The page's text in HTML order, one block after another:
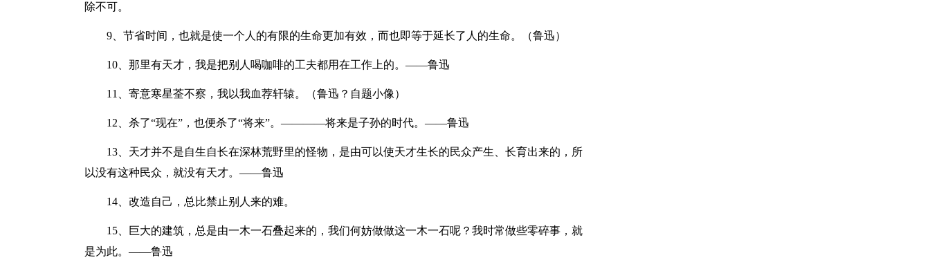
除不可。
9、节省时间，也就是使一个人的有限的生命更加有效，而也即等于延长了人的生命。（鲁迅）
10、那里有天才，我是把别人喝咖啡的工夫都用在工作上的。——鲁迅
11、寄意寒星荃不察，我以我血荐轩辕。（鲁迅？自题小像）
12、杀了“现在”，也便杀了“将来”。————将来是子孙的时代。——鲁迅
13、天才并不是自生自长在深林荒野里的怪物，是由可以使天才生长的民众产生、长育出来的，所
以没有这种民众，就没有天才。——鲁迅
14、改造自己，总比禁止别人来的难。
15、巨大的建筑，总是由一木一石叠起来的，我们何妨做做这一木一石呢？我时常做些零碎事，就
是为此。——鲁迅